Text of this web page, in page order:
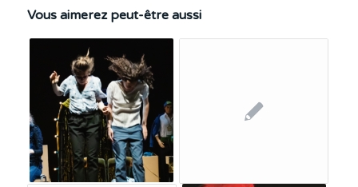
Vous aimerez peut-être aussi